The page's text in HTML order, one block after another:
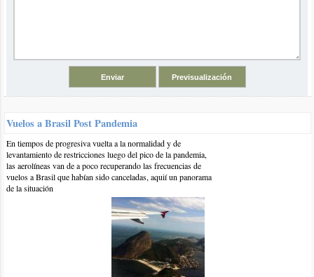
etiquetas:
Información
Otros comentarios en artículo:
Uso de celular en Brasil
0 1-nov-2017::por:Nimsi
Vuelos a Brasil Post Pandemia
En tiempos de progresiva vuelta a la normalidad y de
levantamiento de restricciones luego del pico de la pandemia,
las aerolíneas van de a poco recuperando las frecuencias de
vuelos a Brasil que habían sido canceladas, aquií un panorama
de la situación